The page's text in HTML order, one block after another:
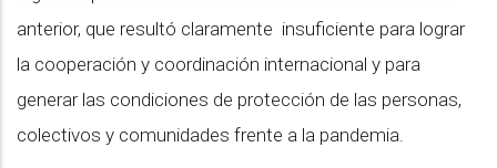
anterior, que resultó claramente insuficiente para lograr
la cooperación y coordinación internacional y para
generar las condiciones de protección de las personas,
colectivos y comunidades frente a la pandemia.